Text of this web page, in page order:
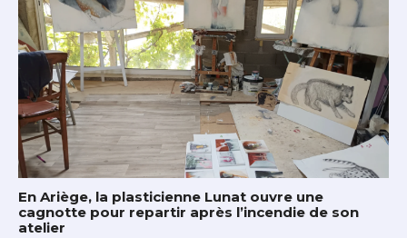
En Ariège, la plasticienne Lunat ouvre une
cagnotte pour repartir après l’incendie de son
atelier